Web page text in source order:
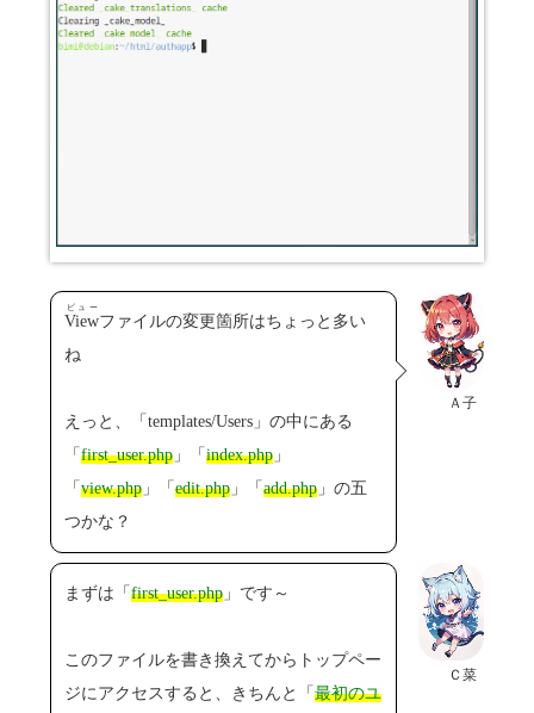
Ａ子
View
ビュー
ファイルの変更箇所はちょっと多い
ね
えっと、「templates/Users」の中にある
「first_user.php 」「index.php 」
「view.php 」「edit.php 」「add.php 」の五
つかな？
Ｃ菜
まずは「first_user.php 」です～
このファイルを書き換えてからトップペー
ジにアクセスすると、きちんと「最初のユ